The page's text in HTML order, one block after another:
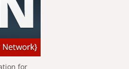
for